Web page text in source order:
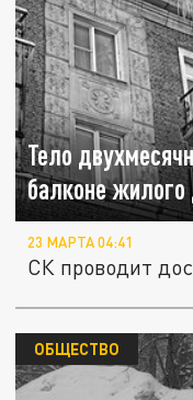
Тело
балконе
23 МАРТА 04:41
СК проводит
ОБЩЕСТВО